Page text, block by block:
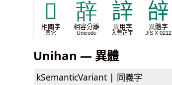
𮝼
相關字
其它
辞
相容分離
Unicode
䛨
異用字
入管正字
辝
異體字
JIS X 0212
Unihan — 異體
kSemanticVariant | 同義字